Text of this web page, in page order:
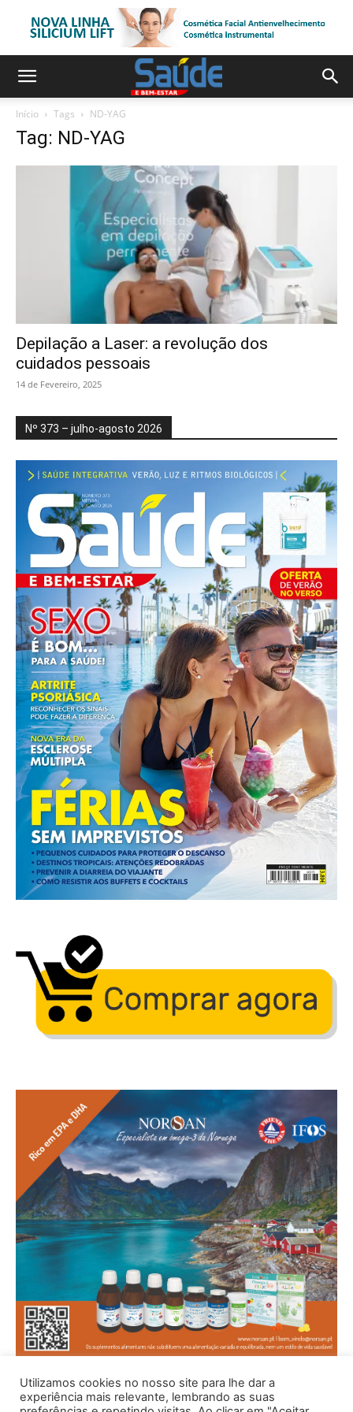
Início Tags ND-YAG
Tag: ND-YAG
Depilação a Laser: a revolução dos
cuidados pessoais
14 de Fevereiro, 2025
Nº 373 – julho-agosto 2026
Utilizamos cookies no nosso site para lhe dar a
experiência mais relevante, lembrando as suas